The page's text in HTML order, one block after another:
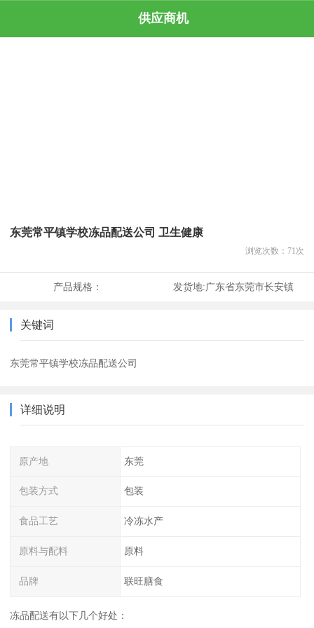
供应商机
东莞常平镇学校冻品配送公司 卫生健康
浏览次数： 71 次
产品规格： 发货地:广东省东莞市长安镇
关键词
东莞常平镇学校冻品配送公司
详细说明
原产地 东莞
包装方式 包装
食品工艺 冷冻水产
原料与配料 原料
品牌 联旺膳食
冻品配送有以下几个好处：